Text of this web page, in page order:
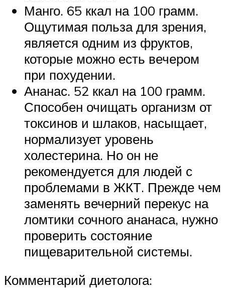
Манго. 65 ккал на 100 грамм.
Ощутимая польза для зрения,
является одним из фруктов,
которые можно есть вечером
при похудении.
Ананас. 52 ккал на 100 грамм.
Способен очищать организм от
токсинов и шлаков, насыщает,
нормализует уровень
холестерина. Но он не
рекомендуется для людей с
проблемами в ЖКТ. Прежде чем
заменять вечерний перекус на
ломтики сочного ананаса, нужно
проверить состояние
пищеварительной системы.
Комментарий диетолога: